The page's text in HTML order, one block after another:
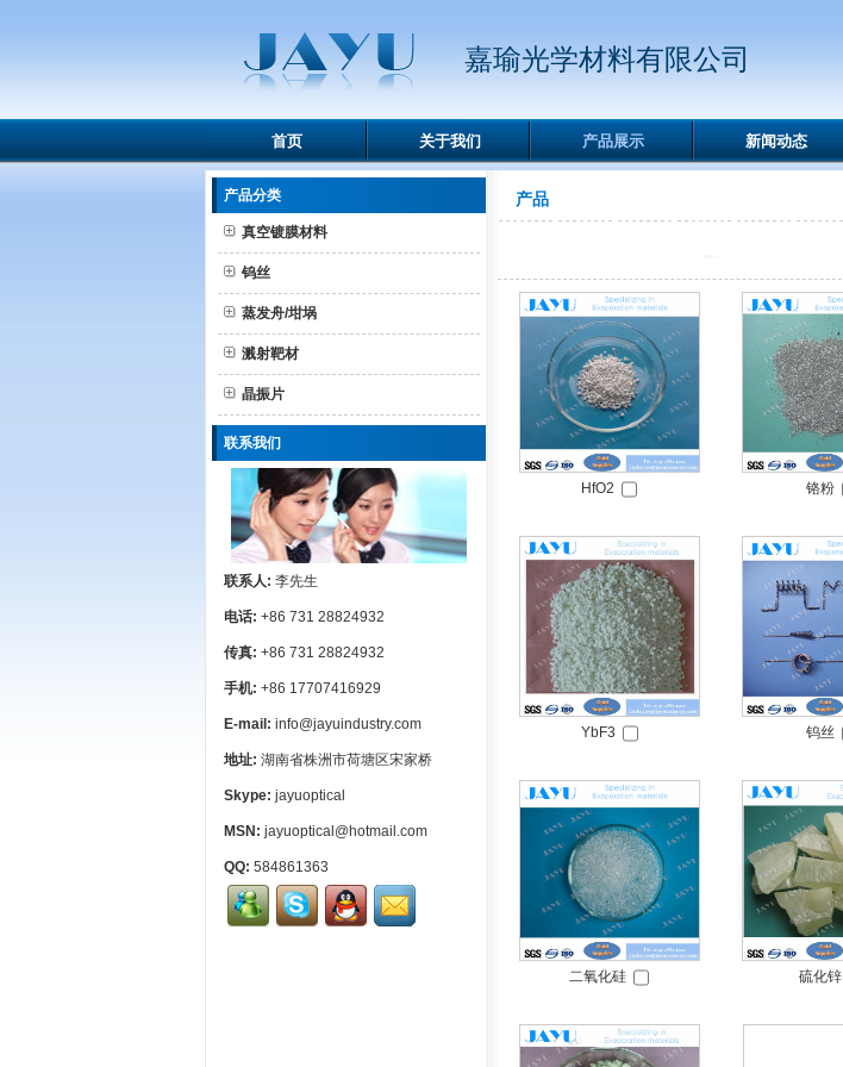
嘉瑜光学材料有限公司
首页 关于我们 产品展示 新闻动态
产品分类
真空镀膜材料
钨丝
蒸发舟/坩埚
溅射靶材
晶振片
联系我们
联系人: 李先生
电话: +86 731 28824932
传真: +86 731 28824932
手机: +86 17707416929
E-mail: info@jayuindustry.com
地址: 湖南省株洲市荷塘区宋家桥
Skype: jayuoptical
MSN: jayuoptical@hotmail.com
QQ: 584861363
产品
HfO2 铬粉
YbF3 钨丝
二氧化硅 硫化锌